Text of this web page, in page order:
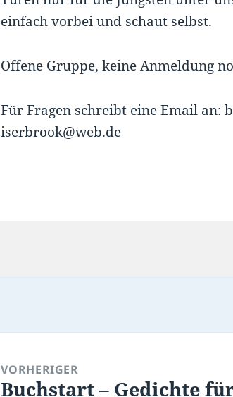
einfach vorbei und schaut selbst.
Offene Gruppe, keine Anmeldung
Für Fragen schreibt eine Email an:
iserbrook@web.de
VORHERIGER
Vorheriger
Buchstart – Gedichte